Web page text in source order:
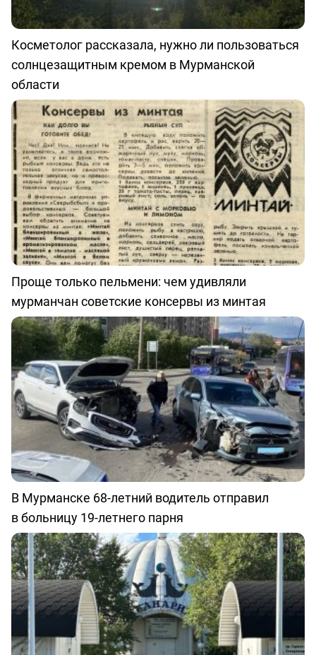
Косметолог рассказала, нужно ли пользоваться
солнцезащитным кремом в Мурманской
области
Проще только пельмени: чем удивляли
мурманчан советские консервы из минтая
В Мурманске 68-летний водитель отправил
в больницу 19-летнего парня